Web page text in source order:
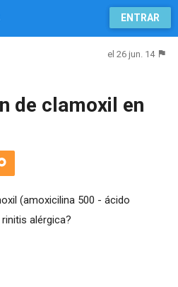
ENTRAR
el 26 jun. 14
de clamoxil en
(amoxicilina 500 - ácido
alérgica?